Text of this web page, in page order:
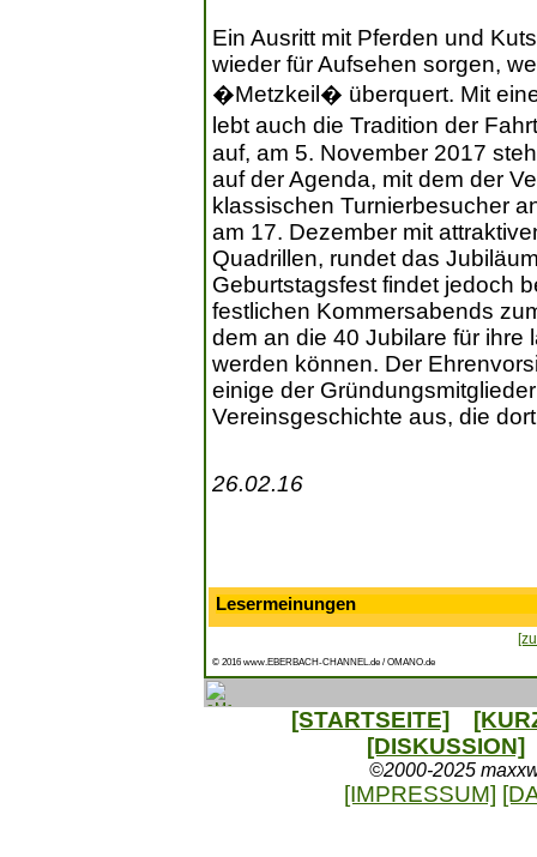
Ein Ausritt mit Pferden und
wieder für Aufsehen sorgen,
�Metzkeil� überquert. Mit
lebt auch die Tradition der
auf, am 5. November 2017
auf der Agenda, mit dem der
klassischen Turnierbesucher
am 17. Dezember mit
Quadrillen, rundet das
Geburtstagsfest findet jedoch
festlichen Kommersabends
dem an die 40 Jubilare für ihre
werden können. Der
einige der
Vereinsgeschichte aus, die
26.02.16
Lesermeinungen
© 2016 www.EBERBACH-CHANNEL.de / OMANO.de
[STARTSEITE]
[DISKUSSION]
©2000-2025
[IMPRESSUM]